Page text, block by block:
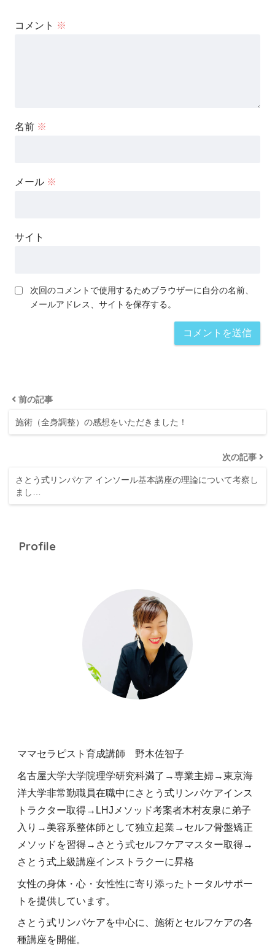
コメント ※
名前 ※
メール ※
サイト
次回のコメントで使用するためブラウザーに自分の名前、
メールアドレス、サイトを保存する。
前の記事
施術（全身調整）の感想をいただきました！
次の記事
さとう式リンパケア インソール基本講座の理論について考察し
まし…
Profile
ママセラピスト育成講師 野木佐智子
名古屋大学大学院理学研究科満了→専業主婦→東京海
洋大学非常勤職員在職中にさとう式リンパケアインス
トラクター取得→LHJメソッド考案者木村友泉に弟子
入り→美容系整体師として独立起業→セルフ骨盤矯正
メソッドを習得→さとう式セルフケアマスター取得→
さとう式上級講座インストラクーに昇格
女性の身体・心・女性性に寄り添ったトータルサポー
トを提供しています。
さとう式リンパケアを中心に、施術とセルフケアの各
種講座を開催。